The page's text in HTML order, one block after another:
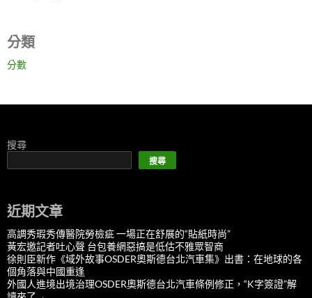
分類
分數
搜尋
搜尋
近期文章
高調秀瑕秀傳醫院勞檢疵 一場正在舒展的“貼紙時尚”
黃宏邀記者吐心聲 台包養網惡搞是低估不雅眾智商
徐則臣新作《域外故事OSDER奧斯德台北汽車集》出書：在地球的各
個角落與中國重逢
外國人進境出境治理OSDER奧斯德台北汽車條例修正，“K字簽證”解